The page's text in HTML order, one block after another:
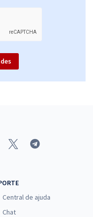
Central de ajuda
Chat